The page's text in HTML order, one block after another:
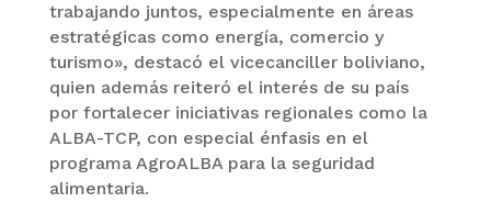
trabajando juntos, especialmente en áreas
estratégicas como energía, comercio y
turismo», destacó el vicecanciller boliviano,
quien además reiteró el interés de su país
por fortalecer iniciativas regionales como la
ALBA-TCP, con especial énfasis en el
programa AgroALBA para la seguridad
alimentaria.